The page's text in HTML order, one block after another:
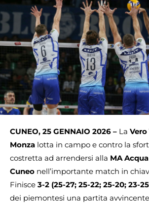
CUNEO, 25 GENNAIO 2026 – La
Monza lotta in campo e contro la
costretta ad arrendersi alla MA
Cuneo nell’importante match in
Finisce 3-2 (25-27; 25-22; 25-20; 23-
dei piemontesi una partita